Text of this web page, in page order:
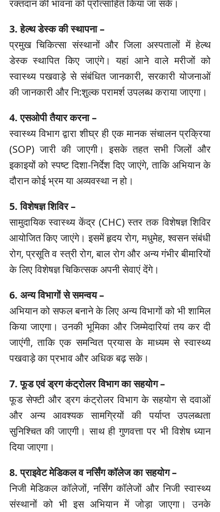
रक्तदान की भावना को प्रोत्साहित किया जा सके।
3. हेल्थ डेस्क की स्थापना –
प्रमुख चिकित्सा संस्थानों और जिला अस्पतालों में हेल्थ
डेस्क स्थापित किए जाएंगे। यहां आने वाले मरीजों को
स्वास्थ्य पखवाड़े से संबंधित जानकारी, सरकारी योजनाओं
की जानकारी और नि:शुल्क परामर्श उपलब्ध कराया जाएगा।
4. एसओपी तैयार करना –
स्वास्थ्य विभाग द्वारा शीघ्र ही एक मानक संचालन प्रक्रिया
(SOP) जारी की जाएगी। इसके तहत सभी जिलों और
इकाइयों को स्पष्ट दिशा-निर्देश दिए जाएंगे, ताकि अभियान के
दौरान कोई भ्रम या अव्यवस्था न हो।
5. विशेषज्ञ शिविर –
सामुदायिक स्वास्थ्य केंद्र (CHC) स्तर तक विशेषज्ञ शिविर
आयोजित किए जाएंगे। इसमें हृदय रोग, मधुमेह, श्वसन संबंधी
रोग, प्रसूति व स्त्री रोग, बाल रोग और अन्य गंभीर बीमारियों
के लिए विशेषज्ञ चिकित्सक अपनी सेवाएं देंगे।
6. अन्य विभागों से समन्वय –
अभियान को सफल बनाने के लिए अन्य विभागों को भी शामिल
किया जाएगा। उनकी भूमिका और जिम्मेदारियां तय कर दी
जाएंगी, ताकि एक समन्वित प्रयास के माध्यम से स्वास्थ्य
पखवाड़े का प्रभाव और अधिक बढ़ सके।
7. फूड एवं ड्रग कंट्रोलर विभाग का सहयोग –
फूड सेफ्टी और ड्रग कंट्रोलर विभाग के सहयोग से दवाओं
और अन्य आवश्यक सामग्रियों की पर्याप्त उपलब्धता
सुनिश्चित की जाएगी। साथ ही गुणवत्ता पर भी विशेष ध्यान
दिया जाएगा।
8. प्राइवेट मेडिकल व नर्सिंग कॉलेज का सहयोग –
निजी मेडिकल कॉलेजों, नर्सिंग कॉलेजों और निजी स्वास्थ्य
संस्थानों को भी इस अभियान में जोड़ा जाएगा। उनके